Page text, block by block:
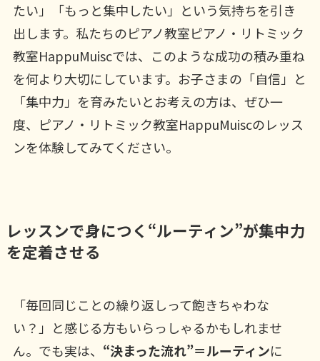
たい」「もっと集中したい」という気持ちを引き
出します。私たちのピアノ教室ピアノ・リトミック
教室HappuMuiscでは、このような成功の積み重ね
を何より大切にしています。お子さまの「自信」と
「集中力」を育みたいとお考えの方は、ぜひ一
度、ピアノ・リトミック教室HappuMuiscのレッス
ンを体験してみてください。
レッスンで身につく“ルーティン”が集中力
を定着させる
「毎回同じことの繰り返しって飽きちゃわな
い？」と感じる方もいらっしゃるかもしれませ
ん。でも実は、 “決まった流れ”＝ルーティンに